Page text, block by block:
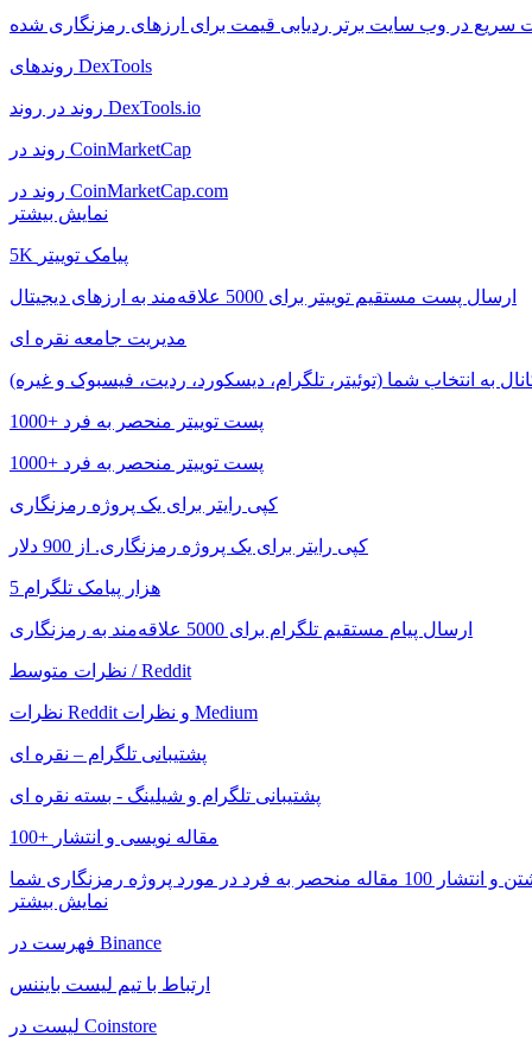
روندهای DexTools
روند در روند DexTools.io
روند در CoinMarketCap
روند در CoinMarketCap.com
نمایش بیشتر
5K پیامک توییتر
ارسال پست مستقیم توییتر برای 5000 علاقه‌مند به ارزهای دیجیتال
مدیریت جامعه نقره ای
به انتخاب شما (توئیتر، تلگرام، دیسکورد، ردیت، فیسبوک و غیره)
1000+ پست توییتر منحصر به فرد
1000+ پست توییتر منحصر به فرد
کپی رایتر برای یک پروژه رمزنگاری
کپی رایتر برای یک پروژه رمزنگاری. از 900 دلار
5 هزار پیامک تلگرام
ارسال پیام مستقیم تلگرام برای 5000 علاقه‌مند به رمزنگاری
نظرات متوسط ​​/ Reddit
نظرات Reddit و نظرات Medium
پشتیبانی تلگرام – نقره ای
پشتیبانی تلگرام و شیلینگ - بسته نقره ای
100+ مقاله نویسی و انتشار
نمایش بیشتر
فهرست در Binance
ارتباط با تیم لیست بایننس
لیست در Coinstore